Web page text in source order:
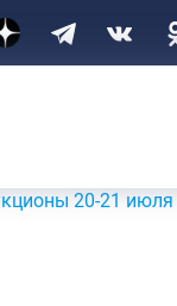
21 июля 2026 г.